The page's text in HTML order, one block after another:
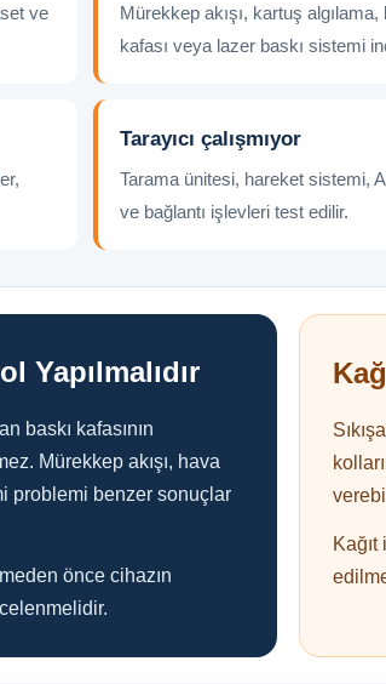
ve
Mürekkep akışı, kartuş algılama,
kafası veya lazer baskı sistemi
Tarayıcı çalışmıyor
Tarama ünitesi, hareket sistemi,
ve bağlantı işlevleri test edilir.
Yapılmalıdır
baskı kafasının
Mürekkep akışı, hava
problemi benzer sonuçlar
önce cihazın